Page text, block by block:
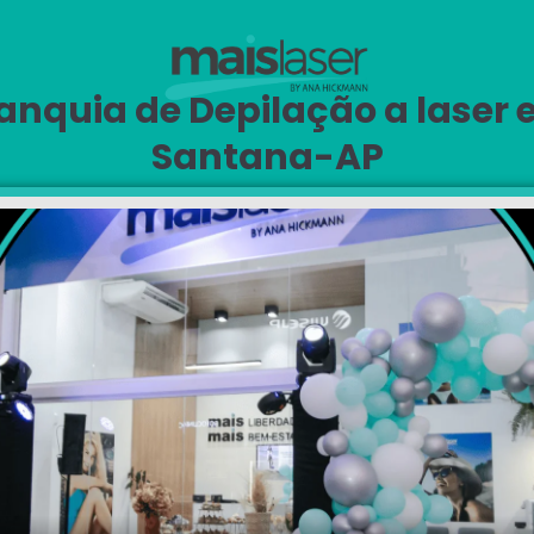
de Depilação a laser
Santana-AP